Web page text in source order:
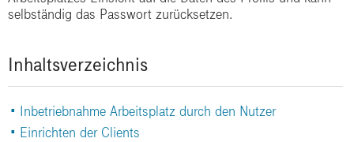
selbständig das Passwort zurücksetzen.
Inhaltsverzeichnis
Seite 1:
• Inbetriebnahme Arbeitsplatz durch den Nutzer
• Einrichten der Clients